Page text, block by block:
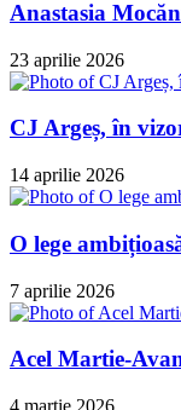
Anastasia
23 aprilie 2026
CJ Argeș, în
14 aprilie 2026
O lege
7 aprilie 2026
Acel Martie-
4 martie 2026